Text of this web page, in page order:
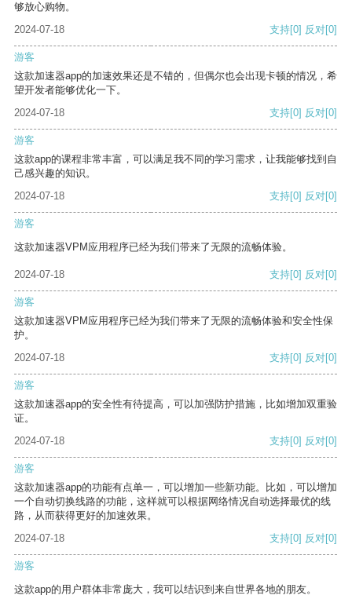
够放心购物。
2024-07-18
支持[0] 反对[0]
游客
这款加速器app的加速效果还是不错的，但偶尔也会出现卡顿的情况，希
望开发者能够优化一下。
2024-07-18
支持[0] 反对[0]
游客
这款app的课程非常丰富，可以满足我不同的学习需求，让我能够找到自
己感兴趣的知识。
2024-07-18
支持[0] 反对[0]
游客
这款加速器VPM应用程序已经为我们带来了无限的流畅体验。
2024-07-18 支持[0] 反对[0]
游客
这款加速器VPM应用程序已经为我们带来了无限的流畅体验和安全性保
护。
2024-07-18
支持[0] 反对[0]
游客
这款加速器app的安全性有待提高，可以加强防护措施，比如增加双重验
证。
2024-07-18
支持[0] 反对[0]
游客
这款加速器app的功能有点单一，可以增加一些新功能。比如，可以增加
一个自动切换线路的功能，这样就可以根据网络情况自动选择最优的线
路，从而获得更好的加速效果。
2024-07-18
支持[0] 反对[0]
游客
这款app的用户群体非常庞大，我可以结识到来自世界各地的朋友。